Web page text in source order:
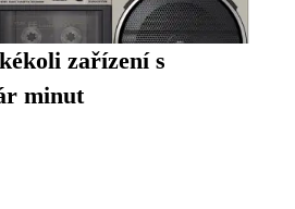
zařízení s
minut